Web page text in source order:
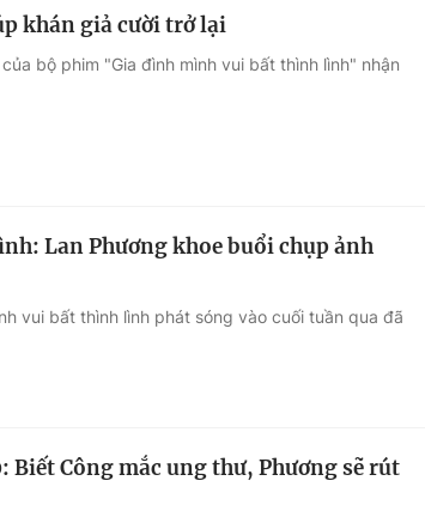
khán giả cười trở lại
bộ phim "Gia đình mình vui bất thình lình" nhận
Lan Phương khoe buổi chụp ảnh
vui bất thình lình phát sóng vào cuối tuần qua đã
Công mắc ung thư, Phương sẽ rút